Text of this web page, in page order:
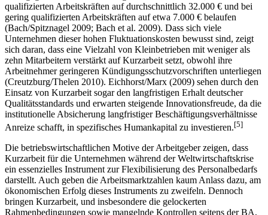
Dem gegenüber stehen allerdings Fluktuationskosten, die sich bei
qualifizierten Arbeitskräften auf durchschnittlich 32.000 € und bei
gering qualifizierten Arbeitskräften auf etwa 7.000 € belaufen
(Bach/Spitznagel 2009; Bach et al. 2009). Dass sich viele
Unternehmen dieser hohen Fluktuationskosten bewusst sind, zeigt
sich daran, dass eine Vielzahl von Kleinbetrieben mit weniger als
zehn Mitarbeitern verstärkt auf Kurzarbeit setzt, obwohl ihre
Arbeitnehmer geringeren Kündigungsschutzvorschriften unterliegen
(Creutzburg/Thelen 2010). Eichhorst/Marx (2009) sehen durch den
Einsatz von Kurzarbeit sogar den langfristigen Erhalt deutscher
Qualitätsstandards und erwarten steigende Innovationsfreude, da die
institutionelle Absicherung langfristiger Beschäftigungsverhältnisse
Die betriebswirtschaftlichen Motive der Arbeitgeber zeigen, dass
Kurzarbeit für die Unternehmen während der Weltwirtschaftskrise
ein essenzielles Instrument zur Flexibilisierung des Personalbedarfs
darstellt. Auch geben die Arbeitsmarktzahlen kaum Anlass dazu, am
ökonomischen Erfolg dieses Instruments zu zweifeln. Dennoch
bringen Kurzarbeit, und insbesondere die gelockerten